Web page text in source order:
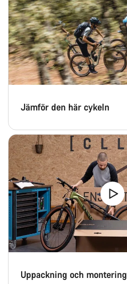
Jämför den här cykeln
Uppackning och montering